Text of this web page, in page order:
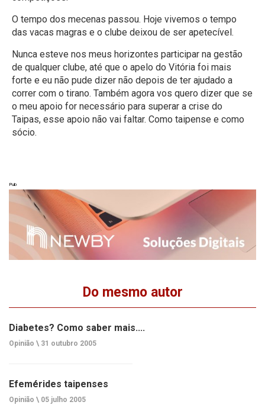
O tempo dos mecenas passou. Hoje vivemos o tempo
das vacas magras e o clube deixou de ser apetecível.
Nunca esteve nos meus horizontes participar na gestão
de qualquer clube, até que o apelo do Vitória foi mais
forte e eu não pude dizer não depois de ter ajudado a
correr com o tirano. Também agora vos quero dizer que se
o meu apoio for necessário para superar a crise do
Taipas, esse apoio não vai faltar. Como taipense e como
sócio.
Pub
Do mesmo autor
Diabetes? Como saber mais....
Opinião \ 31 outubro 2005
Efemérides taipenses
Opinião \ 05 julho 2005